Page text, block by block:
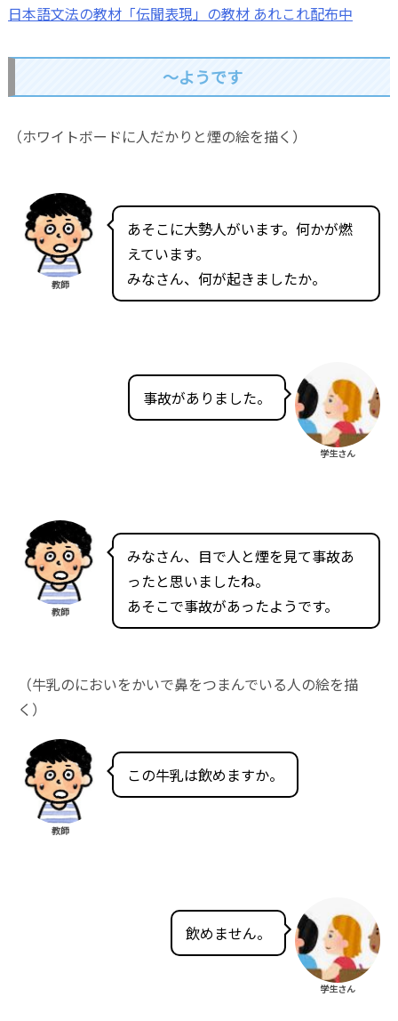
日本語文法の教材「伝聞表現」の教材 あれこれ配布中
～ようです
（ホワイトボードに人だかりと煙の絵を描く）
教師
あそこに大勢人がいます。何かが燃
えています。
みなさん、何が起きましたか。
事故がありました。
学生さん
教師
みなさん、目で人と煙を見て事故あ
ったと思いましたね。
あそこで事故があったようです。
（牛乳のにおいをかいで鼻をつまんでいる人の絵を描
く）
教師
この牛乳は飲めますか。
飲めません。
学生さん